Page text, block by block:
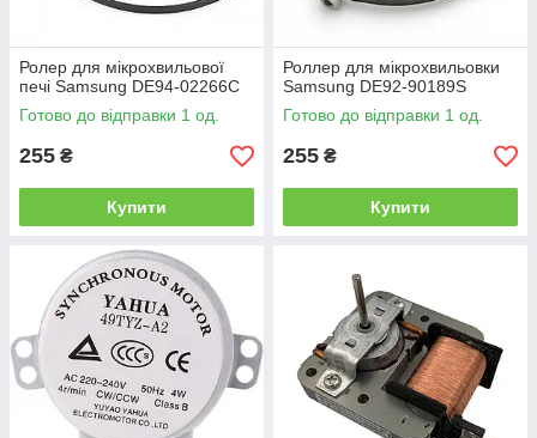
Ролер для мікрохвильової
печі Samsung DE94-02266C
Готово до відправки 1 од.
255 ₴
Купити
Роллер для мікрохвильовки
Samsung DE92-90189S
Готово до відправки 1 од.
255 ₴
Купити